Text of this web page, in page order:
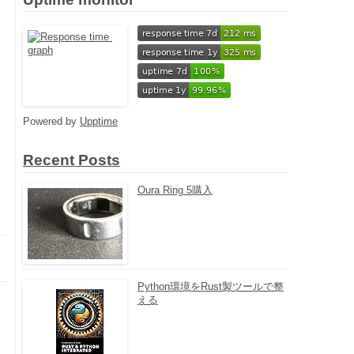
Powered by Upptime
Recent Posts
Oura Ring 5購入
Python環境をRust製ツールで整
える